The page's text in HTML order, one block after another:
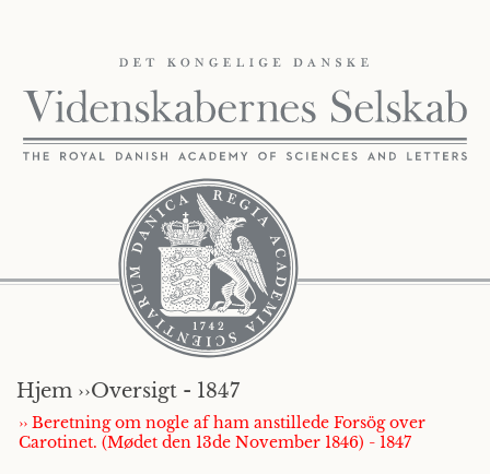
Hjem ››Oversigt - 1847
›› Beretning om nogle af ham anstillede Forsög over
Carotinet. (Mødet den 13de November 1846) - 1847